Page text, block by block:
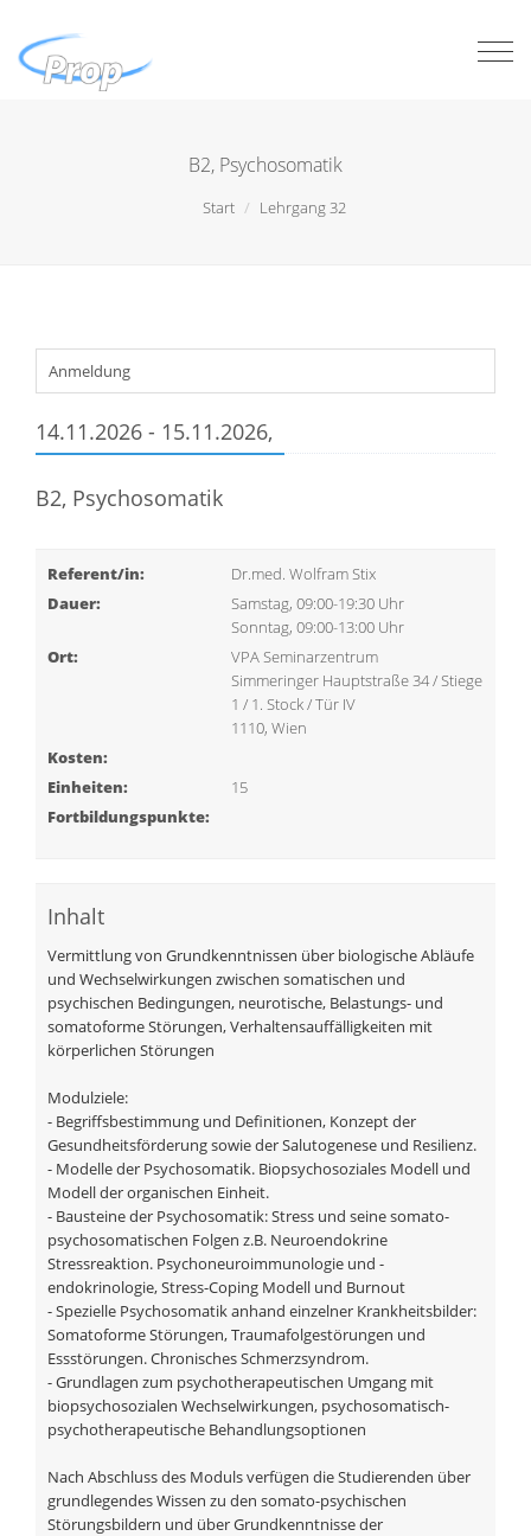
B2, Psychosomatik
Start Lehrgang 32
Anmeldung
14.11.2026 - 15.11.2026,
B2, Psychosomatik
Referent/in:
Dr.med. Wolfram Stix
Dauer:
Samstag, 09:00-19:30 Uhr
Sonntag, 09:00-13:00 Uhr
Ort:
VPA Seminarzentrum
Simmeringer Hauptstraße 34 / Stiege
1 / 1. Stock / Tür IV
1110, Wien
Kosten:
Einheiten:
15
Fortbildungspunkte:
Inhalt
Vermittlung von Grundkenntnissen über biologische Abläufe
und Wechselwirkungen zwischen somatischen und
psychischen Bedingungen, neurotische, Belastungs- und
somatoforme Störungen, Verhaltensauffälligkeiten mit
körperlichen Störungen
Modulziele:
- Begriffsbestimmung und Definitionen, Konzept der
Gesundheitsförderung sowie der Salutogenese und Resilienz.
- Modelle der Psychosomatik. Biopsychosoziales Modell und
Modell der organischen Einheit.
- Bausteine der Psychosomatik: Stress und seine somato-
psychosomatischen Folgen z.B. Neuroendokrine
Stressreaktion. Psychoneuroimmunologie und -
endokrinologie, Stress-Coping Modell und Burnout
- Spezielle Psychosomatik anhand einzelner Krankheitsbilder:
Somatoforme Störungen, Traumafolgestörungen und
Essstörungen. Chronisches Schmerzsyndrom.
- Grundlagen zum psychotherapeutischen Umgang mit
biopsychosozialen Wechselwirkungen, psychosomatisch-
psychotherapeutische Behandlungsoptionen
Nach Abschluss des Moduls verfügen die Studierenden über
grundlegendes Wissen zu den somato-psychischen
Störungsbildern und über Grundkenntnisse der